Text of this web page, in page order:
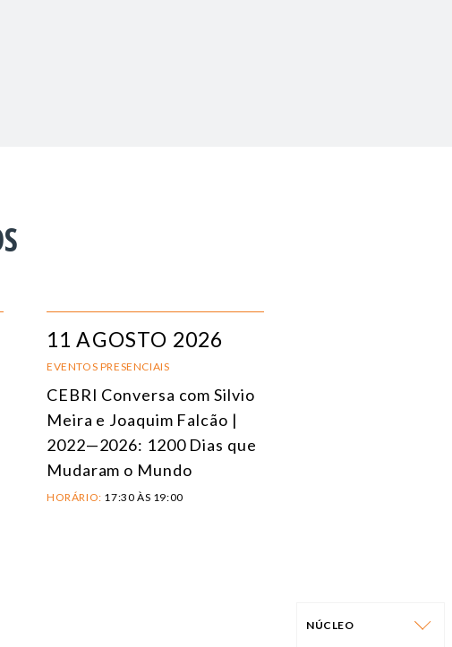
11 AGOSTO 2026
EVENTOS PRESENCIAIS
CEBRI Conversa com Silvio
Meira e Joaquim Falcão |
2022—2026: 1200 Dias que
Mudaram o Mundo
HORÁRIO: 17:30 ÀS 19:00
NÚCLEO